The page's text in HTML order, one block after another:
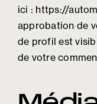
ici : https://
approbation de
de profil est
de votre